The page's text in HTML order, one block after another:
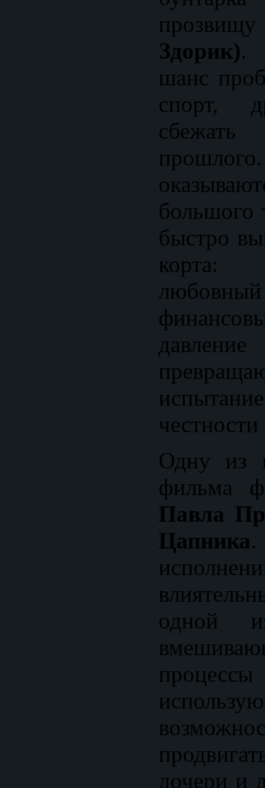
Здорик).
шанс
спорт,
большого
быстро
корта:
Одну из
фильма
Павла
Цапника.
одной
дочери и